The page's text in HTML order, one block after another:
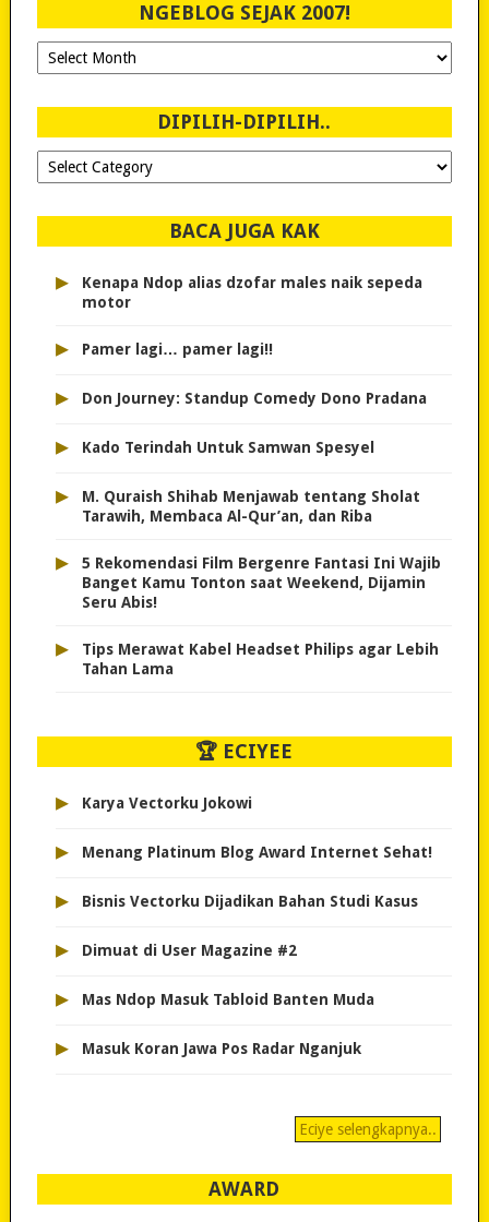
NGEBLOG SEJAK 2007!
Ngeblog
Sejak
DIPILIH-DIPILIH..
Dipilih-
dipilih..
BACA JUGA KAK
▸
Kenapa Ndop alias dzofar males naik sepeda
motor
▸ Pamer lagi… pamer lagi!!
▸ Don Journey: Standup Comedy Dono Pradana
▸ Kado Terindah Untuk Samwan Spesyel
▸
M. Quraish Shihab Menjawab tentang Sholat
Tarawih, Membaca Al-Qur’an, dan Riba
▸
5 Rekomendasi Film Bergenre Fantasi Ini Wajib
Banget Kamu Tonton saat Weekend, Dijamin
Seru Abis!
▸
Tips Merawat Kabel Headset Philips agar Lebih
Tahan Lama
🏆 ECIYEE
▸ Karya Vectorku Jokowi
▸ Menang Platinum Blog Award Internet Sehat!
▸ Bisnis Vectorku Dijadikan Bahan Studi Kasus
▸ Dimuat di User Magazine #2
▸ Mas Ndop Masuk Tabloid Banten Muda
▸ Masuk Koran Jawa Pos Radar Nganjuk
Eciye selengkapnya..
AWARD